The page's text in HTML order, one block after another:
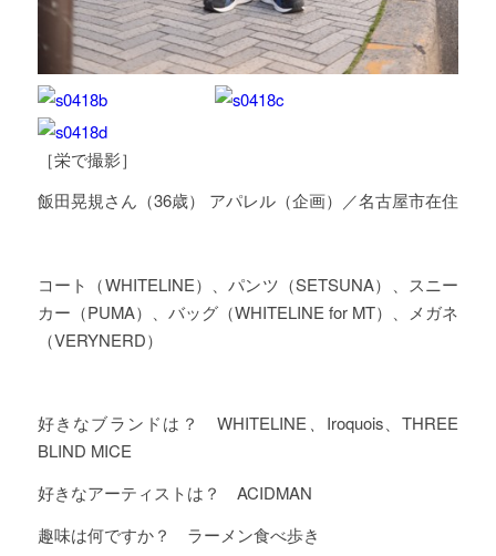
［栄で撮影］
飯田晃規さん（36歳） アパレル（企画）／名古屋市在住
コート（WHITELINE）、パンツ（SETSUNA）、スニー
カー（PUMA）、バッグ（WHITELINE for MT）、メガネ
（VERYNERD）
好きなブランドは？ WHITELINE
Iroquois、THREE
BLIND MICE
好きなアーティストは？ ACIDMAN
趣味は何ですか？ ラーメン食べ歩き